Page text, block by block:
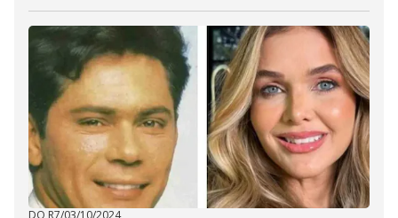
DO R7/03/10/2024